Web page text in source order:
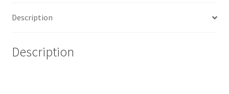
Description
Description